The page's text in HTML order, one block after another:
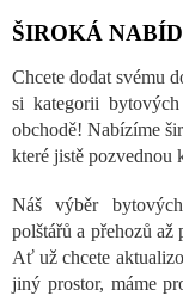
ŠIROKÁ
Chcete dodat svému
si kategorii
obchodě! Nabízíme
které jistě pozvednou
Náš výběr
polštářů a přehozů až
Ať už chcete
jiný prostor, máme